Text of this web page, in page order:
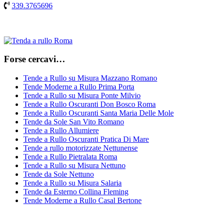
339.3765696
Forse cercavi…
Tende a Rullo su Misura Mazzano Romano
Tende Moderne a Rullo Prima Porta
Tende a Rullo su Misura Ponte Milvio
Tende a Rullo Oscuranti Don Bosco Roma
Tende a Rullo Oscuranti Santa Maria Delle Mole
Tende da Sole San Vito Romano
Tende a Rullo Allumiere
Tende a Rullo Oscuranti Pratica Di Mare
Tende a rullo motorizzate Nettunense
Tende a Rullo Pietralata Roma
Tende a Rullo su Misura Nettuno
Tende da Sole Nettuno
Tende a Rullo su Misura Salaria
Tende da Esterno Collina Fleming
Tende Moderne a Rullo Casal Bertone